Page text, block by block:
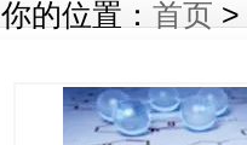
你的位置： 首页 >